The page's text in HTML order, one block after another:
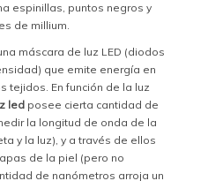
espinillas, puntos negros y
de millium.
máscara de luz LED (diodos
que emite energía en
tejidos. En función de la luz
led posee cierta cantidad de
la longitud de onda de la
y la luz), y a través de ellos
de la piel (pero no
de nanómetros arroja un